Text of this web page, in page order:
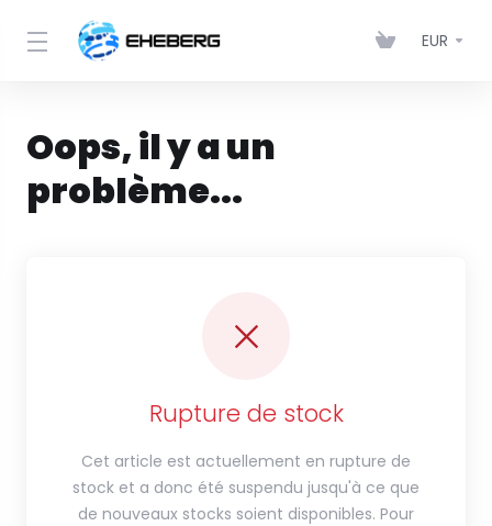
EUR
Oops, il y a un
problème...
Rupture de stock
Cet article est actuellement en rupture de
stock et a donc été suspendu jusqu'à ce que
de nouveaux stocks soient disponibles. Pour